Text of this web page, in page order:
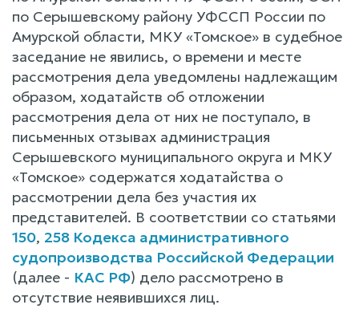
по Серышевскому району УФССП России по
Амурской области, МКУ «Томское» в судебное
заседание не явились, о времени и месте
рассмотрения дела уведомлены надлежащим
образом, ходатайств об отложении
рассмотрения дела от них не поступало, в
письменных отзывах администрация
Серышевского муниципального округа и МКУ
«Томское» содержатся ходатайства о
рассмотрении дела без участия их
представителей. В соответствии со статьями
150, 258 Кодекса административного
судопроизводства Российской Федерации
(далее - КАС РФ) дело рассмотрено в
отсутствие неявившихся лиц.